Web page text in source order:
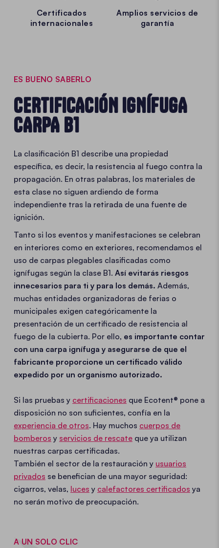
Certificados
internacionales
Amplios servicios de
garantía
ES BUENO SABERLO
CERTIFICACIÓN IGNÍFUGA
CARPA B1
La clasificación B1 describe una propiedad
específica, es decir, la resistencia al fuego contra la
propagación. En otras palabras, los materiales de
esta clase no siguen ardiendo de forma
independiente tras la retirada de una fuente de
ignición.
Tanto si los eventos y manifestaciones se celebran
en interiores como en exteriores, recomendamos el
uso de carpas plegables clasificadas como
ignífugas según la clase B1. Así evitarás riesgos
innecesarios para ti y para los demás. Además,
muchas entidades organizadoras de ferias o
municipales exigen categóricamente la
presentación de un certificado de resistencia al
fuego de la cubierta. Por ello, es importante contar
con una carpa ignífuga y asegurarse de que el
fabricante proporcione un certificado válido
expedido por un organismo autorizado.
Si las pruebas y certificaciones que Ecotent® pone a
disposición no son suficientes, confía en la
experiencia de otros. Hay muchos cuerpos de
bomberos y servicios de rescate que ya utilizan
nuestras carpas certificadas.
También el sector de la restauración y usuarios
privados se benefician de una mayor seguridad:
cigarros, velas, luces y calefactores certificados ya
no serán motivo de preocupación.
A UN SOLO CLIC